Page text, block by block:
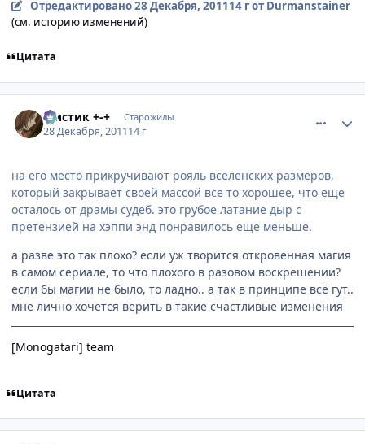
Отредактировано28 Декабря, 201114 гот Durmanstainer
(см. историю изменений)
Цитата
Мистик +-+ Старожилы
28 Декабря, 201114 г
на его место прикручивают рояль вселенских размеров,
который закрывает своей массой все то хорошее, что еще
осталось от драмы судеб. это грубое латание дыр с
претензией на хэппи энд понравилось еще меньше.
а разве это так плохо? если уж творится откровенная магия
в самом сериале, то что плохого в разовом воскрешении?
если бы магии не было, то ладно.. а так в принципе всё гут..
мне лично хочется верить в такие счастливые изменения
[Monogatari] team
Цитата